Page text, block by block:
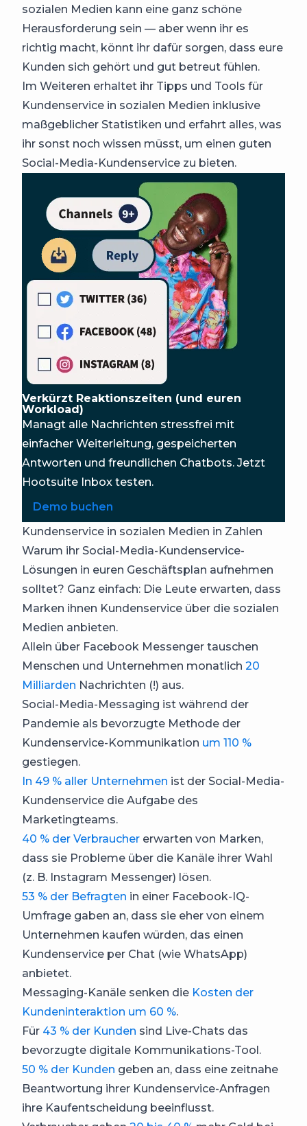
sozialen Medien kann eine ganz schöne
Herausforderung sein — aber wenn ihr es
richtig macht, könnt ihr dafür sorgen, dass eure
Kunden sich gehört und gut betreut fühlen.
Im Weiteren erhaltet ihr Tipps und Tools für
Kundenservice in sozialen Medien inklusive
maßgeblicher Statistiken und erfahrt alles, was
ihr sonst noch wissen müsst, um einen guten
Social-Media-Kundenservice zu bieten.
Verkürzt Reaktionszeiten (und euren
Workload)
Managt alle Nachrichten stressfrei mit
einfacher Weiterleitung, gespeicherten
Antworten und freundlichen Chatbots. Jetzt
Hootsuite Inbox testen.
Demo buchen
Kundenservice in sozialen Medien in Zahlen
Warum ihr Social-Media-Kundenservice-
Lösungen in euren Geschäftsplan aufnehmen
solltet? Ganz einfach: Die Leute erwarten, dass
Marken ihnen Kundenservice über die sozialen
Medien anbieten.
Allein über Facebook Messenger tauschen
Menschen und Unternehmen monatlich 20
Milliarden Nachrichten (!) aus.
Social-Media-Messaging ist während der
Pandemie als bevorzugte Methode der
Kundenservice-Kommunikation um 110 %
gestiegen.
In 49 % aller Unternehmen ist der Social-Media-
Kundenservice die Aufgabe des
Marketingteams.
40 % der Verbraucher erwarten von Marken,
dass sie Probleme über die Kanäle ihrer Wahl
(z. B. Instagram Messenger) lösen.
53 % der Befragten in einer Facebook-IQ-
Umfrage gaben an, dass sie eher von einem
Unternehmen kaufen würden, das einen
Kundenservice per Chat (wie WhatsApp)
anbietet.
Messaging-Kanäle senken die Kosten der
Kundeninteraktion um 60 %.
Für 43 % der Kunden sind Live-Chats das
bevorzugte digitale Kommunikations-Tool.
50 % der Kunden geben an, dass eine zeitnahe
Beantwortung ihrer Kundenservice-Anfragen
ihre Kaufentscheidung beeinflusst.